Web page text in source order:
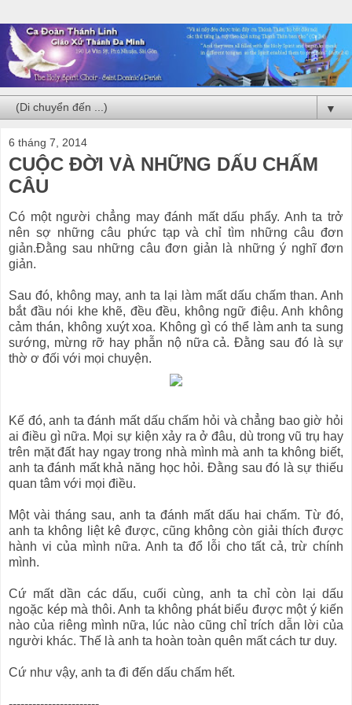
▼
6 tháng 7, 2014
CUỘC ĐỜI VÀ NHỮNG DẤU CHẤM
CÂU
Có một người chẳng may đánh mất dấu phẩy. Anh ta trở
nên sợ những câu phức tạp và chỉ tìm những câu đơn
giản.Đằng sau những câu đơn giản là những ý nghĩ đơn
giản.
Sau đó, không may, anh ta lại làm mất dấu chấm than. Anh
bắt đầu nói khe khẽ, đều đều, không ngữ điệu. Anh không
cảm thán, không xuýt xoa. Không gì có thể làm anh ta sung
sướng, mừng rỡ hay phẫn nộ nữa cả. Đằng sau đó là sự
thờ ơ đối với mọi chuyện.
Kế đó, anh ta đánh mất dấu chấm hỏi và chẳng bao giờ hỏi
ai điều gì nữa. Mọi sự kiện xảy ra ở đâu, dù trong vũ trụ hay
trên mặt đất hay ngay trong nhà mình mà anh ta không biết,
anh ta đánh mất khả năng học hỏi. Đằng sau đó là sự thiếu
quan tâm với mọi điều.
Một vài tháng sau, anh ta đánh mất dấu hai chấm. Từ đó,
anh ta không liệt kê được, cũng không còn giải thích được
hành vi của mình nữa. Anh ta đổ lỗi cho tất cả, trừ chính
mình.
Cứ mất dần các dấu, cuối cùng, anh ta chỉ còn lại dấu
ngoặc kép mà thôi. Anh ta không phát biểu được một ý kiến
nào của riêng mình nữa, lúc nào cũng chỉ trích dẫn lời của
người khác. Thế là anh ta hoàn toàn quên mất cách tư duy.
Cứ như vậy, anh ta đi đến dấu chấm hết.